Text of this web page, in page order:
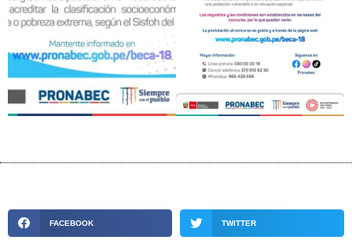
FACEBOOK TWITTER